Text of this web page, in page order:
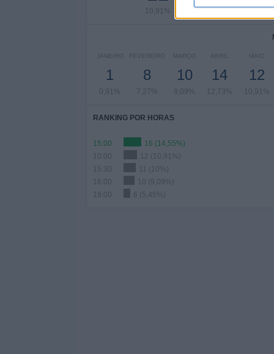
10,91%
JANEIRO
1
0,91%
FEVEREIRO
8
7,27%
MARÇO
10
9,09%
ABRIL
14
12,73%
MAIO
12
10,91%
RANKING POR HORAS
15:00
16 (14,55%)
12 (10,91%)
15:30
11 (10%)
16:00
10 (9,09%)
19:00
6 (5,45%)